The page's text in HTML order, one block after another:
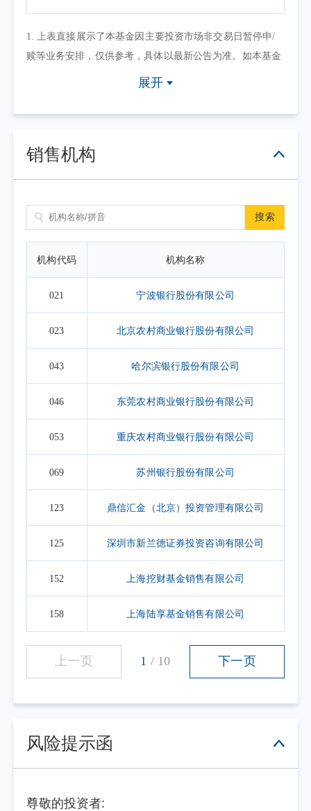
1. 上表直接展示了本基金因主要投资市场非交易日暂停申/
赎等业务安排，仅供参考，具体以最新公告为准。如本基金
因其他原因暂停申/赎等业务或有其他交易状态限制的，可点
2. 上表默认展示一个自然月的开放日安排，如需要查询本基
间区间。
展开
销售机构
搜索
机构代码 机构名称
021 宁波银行股份有限公司
023 北京农村商业银行股份有限公司
043 哈尔滨银行股份有限公司
046 东莞农村商业银行股份有限公司
053 重庆农村商业银行股份有限公司
069 苏州银行股份有限公司
123 鼎信汇金（北京）投资管理有限公司
125 深圳市新兰德证券投资咨询有限公司
152 上海挖财基金销售有限公司
158 上海陆享基金销售有限公司
上一页 1 / 10 下一页
风险提示函
尊敬的投资者: